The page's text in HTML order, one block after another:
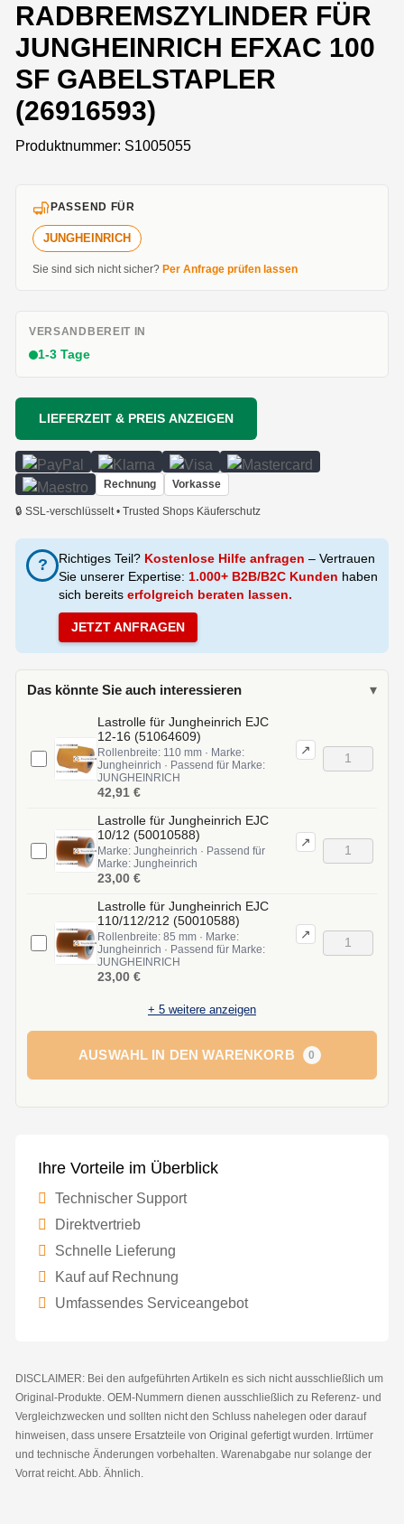
RADBREMSZYLINDER FÜR
JUNGHEINRICH EFXAC 100
SF GABELSTAPLER
(26916593)
Produktnummer: S1005055
PASSEND FÜR
JUNGHEINRICH
Sie sind sich nicht sicher? Per Anfrage prüfen lassen
VERSANDBEREIT IN
1-3 Tage
LIEFERZEIT & PREIS ANZEIGEN
Rechnung Vorkasse
🔒 SSL-verschlüsselt • Trusted Shops Käuferschutz
? Richtiges Teil? Kostenlose Hilfe anfragen – Vertrauen
Sie unserer Expertise: 1.000+ B2B/B2C Kunden haben
sich bereits erfolgreich beraten lassen.
JETZT ANFRAGEN
Das könnte Sie auch interessieren ▾
Lastrolle für Jungheinrich EJC
12-16 (51064609)
Rollenbreite: 110 mm · Marke:
Jungheinrich · Passend für Marke:
JUNGHEINRICH
↗
42,91 €
Lastrolle für Jungheinrich EJC
10/12 (50010588)
Marke: Jungheinrich · Passend für
Marke: Jungheinrich
↗
23,00 €
Lastrolle für Jungheinrich EJC
110/112/212 (50010588)
Rollenbreite: 85 mm · Marke:
Jungheinrich · Passend für Marke:
JUNGHEINRICH
↗
23,00 €
+ 5 weitere anzeigen
AUSWAHL IN DEN WARENKORB 0
Ihre Vorteile im Überblick
Technischer Support
Direktvertrieb
Schnelle Lieferung
Kauf auf Rechnung
Umfassendes Serviceangebot
DISCLAIMER: Bei den aufgeführten Artikeln es sich nicht ausschließlich um
Original-Produkte. OEM-Nummern dienen ausschließlich zu Referenz- und
Vergleichzwecken und sollten nicht den Schluss nahelegen oder darauf
hinweisen, dass unsere Ersatzteile von Original gefertigt wurden. Irrtümer
und technische Änderungen vorbehalten. Warenabgabe nur solange der
Vorrat reicht. Abb. Ähnlich.